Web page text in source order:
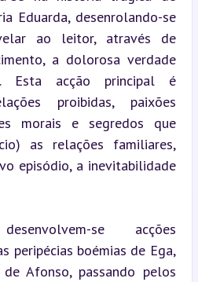
Eduarda, desenrolando-se
ao leitor, através de
a dolorosa verdade
Esta acção principal é
proibidas, paixões
morais e segredos que
as relações familiares,
episódio, a inevitabilidade
se acções
peripécias boémias de Ega,
Afonso, passando pelos